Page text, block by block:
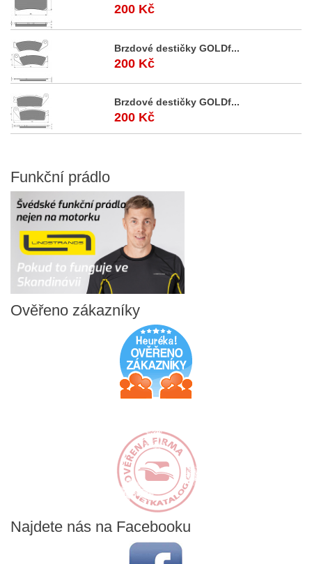
200 Kč
Brzdové destičky GOLDf...
200 Kč
Brzdové destičky GOLDf...
200 Kč
Funkční prádlo
Ověřeno zákazníky
Najdete nás na Facebooku